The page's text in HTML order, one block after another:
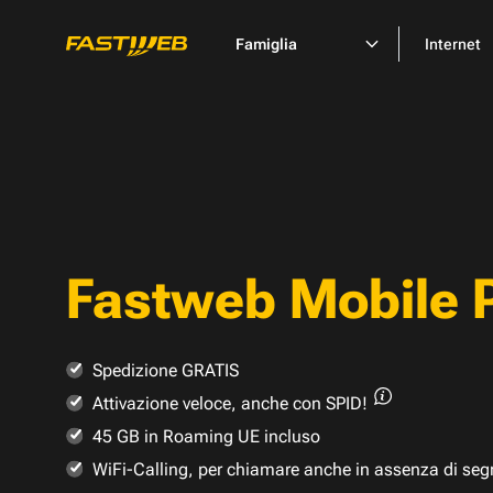
Famiglia Internet
Fastweb Mobile
Spedizione GRATIS
Attivazione veloce, anche con SPID!
45 GB in Roaming UE incluso
WiFi-Calling, per chiamare anche in assenza di